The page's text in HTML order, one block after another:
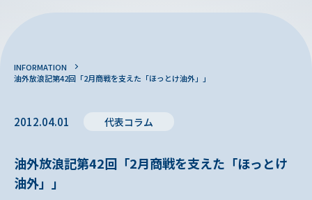
INFORMATION
油外放浪記第42回「2月商戦を支えた「ほっとけ油外」」
2012.04.01 代表コラム
油外放浪記第42回「2月商戦を支えた「ほっとけ
油外」」